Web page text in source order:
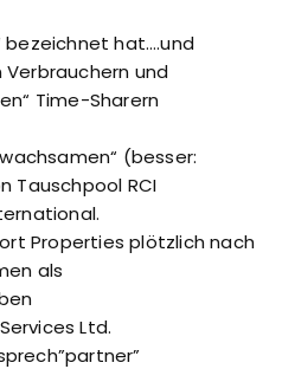
bezeichnet hat….und
Verbrauchern und
Time-Sharern
(besser:
Tauschpool RCI
Properties plötzlich nach
als
Ltd.